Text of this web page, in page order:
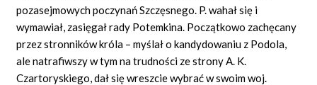
pozasejmowych poczynań Szczęsnego. P. wahał się i
wymawiał, zasięgał rady Potemkina. Początkowo zachęcany
przez stronników króla – myślał o kandydowaniu z Podola,
ale natrafiwszy w tym na trudności ze strony A. K.
Czartoryskiego, dał się wreszcie wybrać w swoim woj.